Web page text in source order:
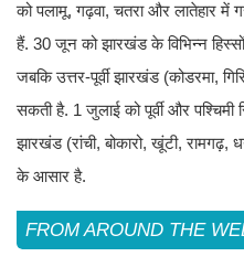
को पलामू, गढ़वा, चतरा और लातेहार
हैं. 30 जून को झारखंड के विभिन्न
जबकि उत्तर-पूर्वी झारखंड (कोडरमा,
सकती है. 1 जुलाई को पूर्वी और
झारखंड (रांची, बोकारो, खूंटी, रामगढ़,
के आसार है.
FROM AROUND THE